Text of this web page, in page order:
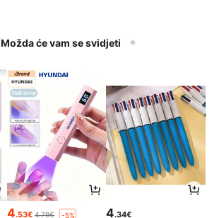
Možda će vam se svidjeti
4.53€ 4.79€ -5% 4.34€